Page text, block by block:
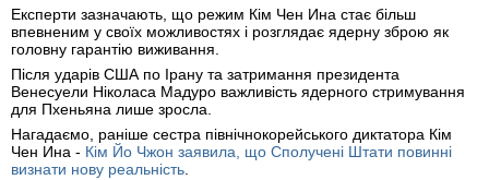
Експерти зазначають, що режим Кім Чен Ина стає більш
впевненим у своїх можливостях і розглядає ядерну зброю як
головну гарантію виживання.
Після ударів США по Ірану та затримання президента
Венесуели Ніколаса Мадуро важливість ядерного стримування
для Пхеньяна лише зросла.
Нагадаємо, раніше сестра північнокорейського диктатора Кім
Чен Ина - Кім Йо Чжон заявила, що Сполучені Штати повинні
визнати нову реальність